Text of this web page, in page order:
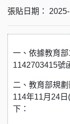
張貼日期：
一、依據教育
1142703415號
二、教育部規
114年11月24
下：